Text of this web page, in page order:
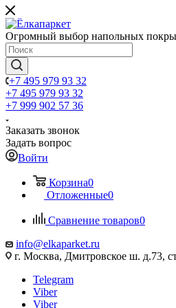
Огромный выбор напольных
+7 495 979 93 32
+7 495 979 93 32
+7 999 902 57 36
Заказать звонок
Задать вопрос
Войти
Корзина0
Отложенные0
Сравнение товаров0
info@elkaparket.ru
г. Москва, Дмитровское ш. д.73,
Telegram
Viber
Viber